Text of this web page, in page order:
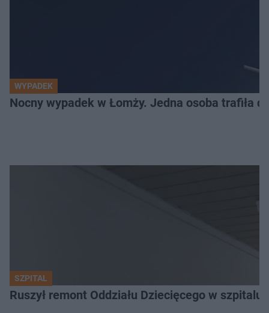
WYPADEK
Nocny wypadek w Łomży. Jedna osoba trafiła
SZPITAL
Ruszył remont Oddziału Dziecięcego w